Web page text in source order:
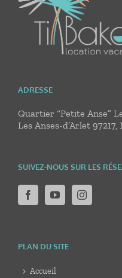
ADRESSE
Quartier “Petite Anse”
Les Anses-d’Arlet
SUIVEZ-NOUS SUR LES
PLAN DU SITE
Accueil